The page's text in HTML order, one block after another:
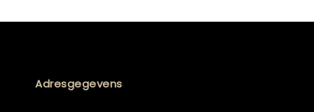
Adresgegevens